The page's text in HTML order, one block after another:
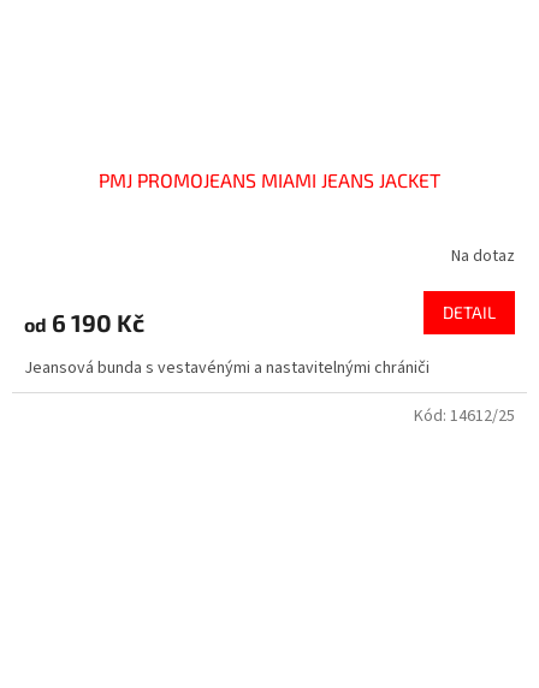
PMJ PROMOJEANS MIAMI JEANS JACKET
Na dotaz
od 6 190 Kč DETAIL
Jeansová bunda s vestavénými a nastavitelnými chrániči
Kód: 14612/25